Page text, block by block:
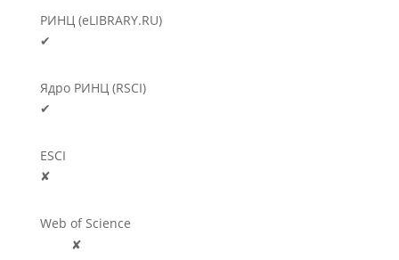
РИНЦ (eLIBRARY.RU)
✔
Ядро РИНЦ (RSCI)
✔
ESCI
✘
Web of Science
✘